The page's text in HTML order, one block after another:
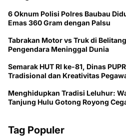
6 Oknum Polisi Polres Baubau
Emas 360 Gram dengan Palsu
Tabrakan Motor vs Truk di
Pengendara Meninggal Dunia
Semarak HUT RI ke-81, Dinas
Tradisional dan Kreativitas
Menghidupkan Tradisi Leluhur:
Tanjung Hulu Gotong Royong
Tag Populer